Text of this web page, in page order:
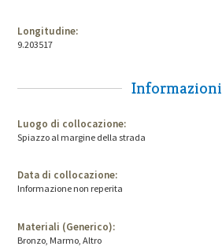
Longitudine:
9.203517
Informazioni
Luogo di collocazione:
Spiazzo al margine della strada
Data di collocazione:
Informazione non reperita
Materiali (Generico):
Bronzo, Marmo, Altro